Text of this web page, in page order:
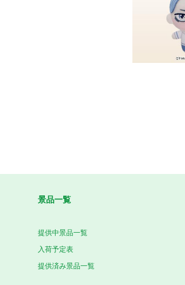
景品一覧
提供中景品一覧
入荷予定表
提供済み景品一覧